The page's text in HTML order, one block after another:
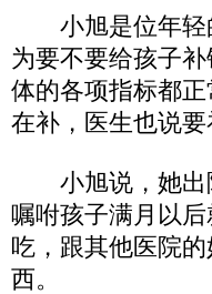
小旭是位年轻
为要不要给孩子
体的各项指标都
在补，医生也说要
小旭说，她出
嘱咐孩子满月以
吃，跟其他医院
西。